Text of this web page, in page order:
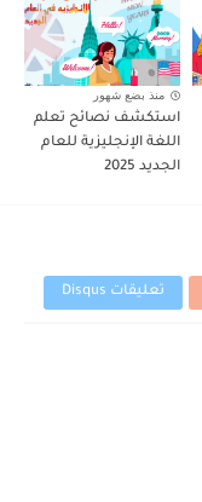
منذ بضع شهور
استكشف نصائح تعلم
اللغة الإنجليزية للعام
الجديد 2025
تعليقات Disqus